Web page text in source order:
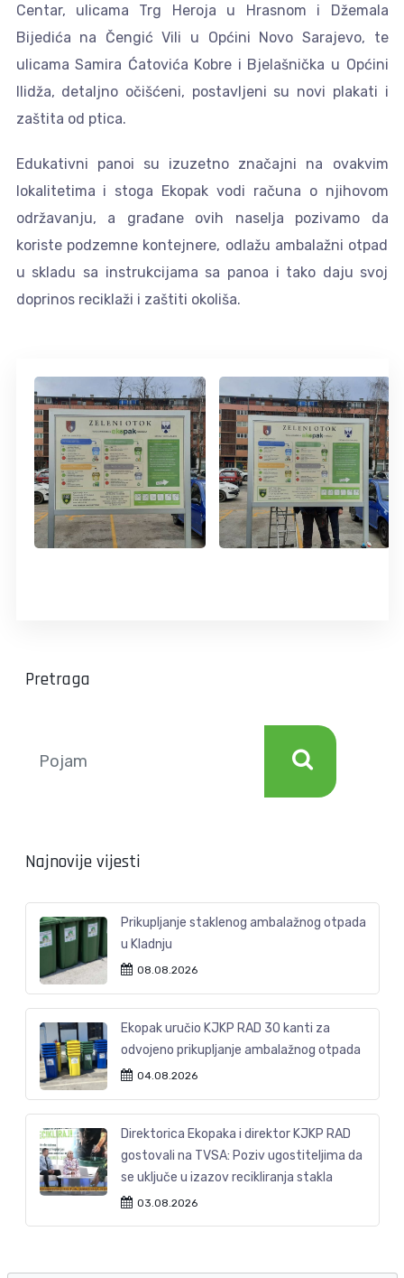
Centar, ulicama Trg Heroja u Hrasnom i Džemala
Bijedića na Čengić Vili u Općini Novo Sarajevo, te
ulicama Samira Ćatovića Kobre i Bjelašnička u Općini
Ilidža, detaljno očišćeni, postavljeni su novi plakati i
zaštita od ptica.
Edukativni panoi su izuzetno značajni na ovakvim
lokalitetima i stoga Ekopak vodi računa o njihovom
održavanju, a građane ovih naselja pozivamo da
koriste podzemne kontejnere, odlažu ambalažni otpad
u skladu sa instrukcijama sa panoa i tako daju svoj
doprinos reciklaži i zaštiti okoliša.
Pretraga
Najnovije vijesti
Prikupljanje staklenog ambalažnog otpada
u Kladnju
08.08.2026
Ekopak uručio KJKP RAD 30 kanti za
odvojeno prikupljanje ambalažnog otpada
04.08.2026
Direktorica Ekopaka i direktor KJKP RAD
gostovali na TVSA: Poziv ugostiteljima da
se uključe u izazov recikliranja stakla
03.08.2026